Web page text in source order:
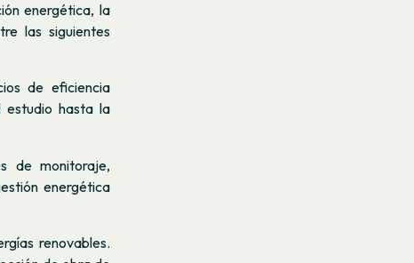
energética, la
las siguientes
de eficiencia
estudio hasta la
de monitoraje,
energética
renovables.